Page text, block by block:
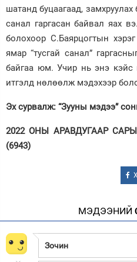
шатанд буцаагаад,
санал гаргасан байвал яах
болохоор С.Баярцогтын
ямар “тусгай санал”
байгаа юм. Учир нь энэ кэйс
итгэлд нөлөөлж мэдэхээр
Эх сурвалж: “Зууны мэдээ”
2022 ОНЫ АРАВДУГААР
(6943)
МЭДЭЭНИЙ